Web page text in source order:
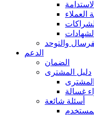
العملاء
والتوحد
الدعم
الضمان
دليل المشترى
غسالة
أسئلة شائعة